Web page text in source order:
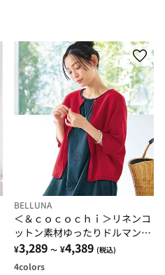
BELLUNA
＜＆ｃｏｃｏｃｈｉ＞リネンコ
ットン素材ゆったりドルマンカ
ーディガン
¥3,289 ～ ¥4,389 (税込)
4colors